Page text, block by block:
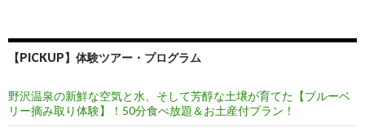
【PICKUP】体験ツアー・プログラム
野沢温泉の新鮮な空気と水、そして芳醇な土壌が育てた【ブルーベ
リー摘み取り体験】！50分食べ放題＆お土産付プラン！